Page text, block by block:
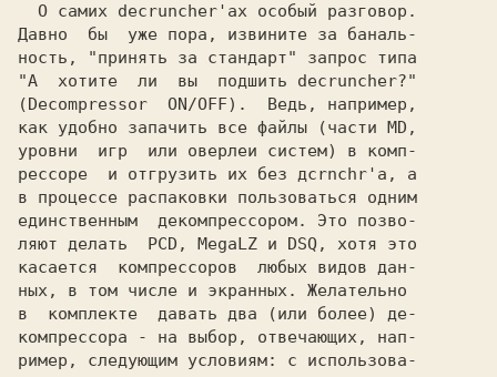
  О самих
decruncher'ах особый разговор.
Давно  бы  уже пора, извините за баналь-
(Decompressor  ON/OFF).
  Ведь, например,
как удобно запачить все файлы (части MD,
уровни  игр  или оверлеи систем) в комп-
рессоре  и отгрузить их без дcrnchr'а, а
в процессе распаковки пользоваться одним
единственным  декомпрессором. Это позво-
ляют делать
PCD, MegaLZ и DSQ,
хотя это
касается  компрессоров  любых видов дан-
ных, в том числе и экранных. Желательно
в  комплекте  давать два (или более) де-
компрессора - на выбор, отвечающих, нап-
ример, следующим условиям: с использова-